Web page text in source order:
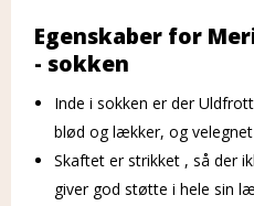
Egenskaber for
- sokken
Inde i sokken er der
blød og lækker, og
Skaftet er strikket , så der
giver god støtte i hele sin